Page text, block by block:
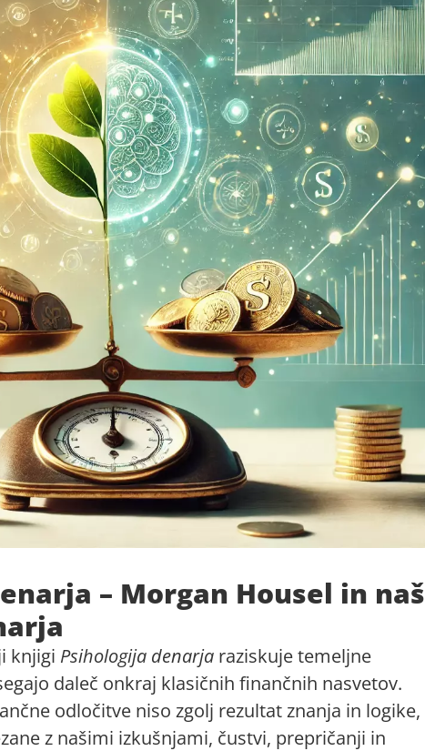
– Morgan Housel in naš
knjigi Psihologija denarja raziskuje temeljne
daleč onkraj klasičnih finančnih nasvetov.
odločitve niso zgolj rezultat znanja in logike,
z našimi izkušnjami, čustvi, prepričanji in